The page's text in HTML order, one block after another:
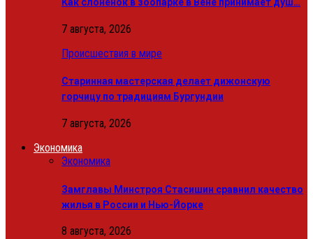
7 августа, 2026
Происшествия в мире
Старинная мастерская делает дижонскую
горчицу по традициям Бургундии
7 августа, 2026
Экономика
Экономика
Замглавы Минстроя Стасишин сравнил качество
жилья в России и Нью-Йорке
8 августа, 2026